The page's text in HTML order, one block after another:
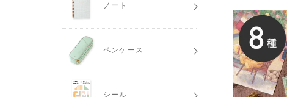
ノート
ペンケース
シール